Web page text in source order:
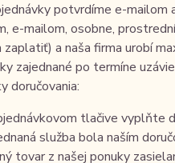
potvrdíme e-mailom
e-mailom, osobne,
a naša firma urobí
zajednané po termíne
doručovania:
tlačive vyplňte
služba bola naším
tovar z našej ponuky